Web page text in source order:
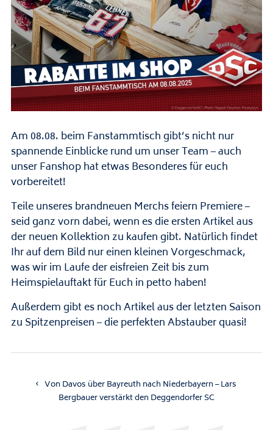
Am 08.08. beim Fanstammtisch gibt’s nicht nur
spannende Einblicke rund um unser Team – auch
unser Fanshop hat etwas Besonderes für euch
vorbereitet!
Teile unseres brandneuen Merchs feiern Premiere –
seid ganz vorn dabei, wenn es die ersten Artikel aus
der neuen Kollektion zu kaufen gibt. Natürlich findet
Ihr auf dem Bild nur einen kleinen Vorgeschmack,
was wir im Laufe der eisfreien Zeit bis zum
Heimspielauftakt für Euch in petto haben!
Außerdem gibt es noch Artikel aus der letzten Saison
zu Spitzenpreisen – die perfekten Abstauber quasi!
Von Davos über Bayreuth nach Niederbayern – Lars
Bergbauer verstärkt den Deggendorfer SC